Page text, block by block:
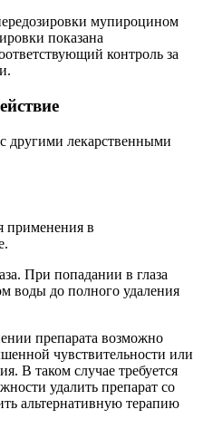
мупироцином
показана
контроль за
другими лекарственными
применения в
При попадании в глаза
воды до полного удаления
препарата возможно
чувствительности или
В таком случае требуется
удалить препарат со
альтернативную терапию